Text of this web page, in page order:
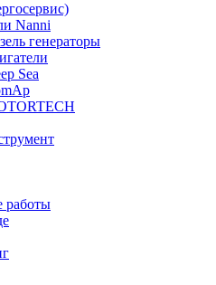
Nanni
генераторы
Sea
работы